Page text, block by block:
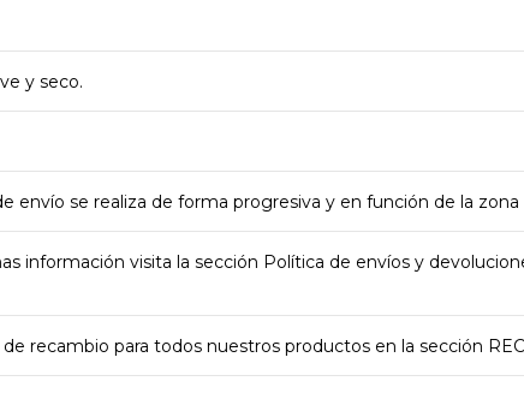
y seco.
envío se realiza de forma progresiva y en función de la
información visita la sección Política de envíos y
recambio para todos nuestros productos en la sección